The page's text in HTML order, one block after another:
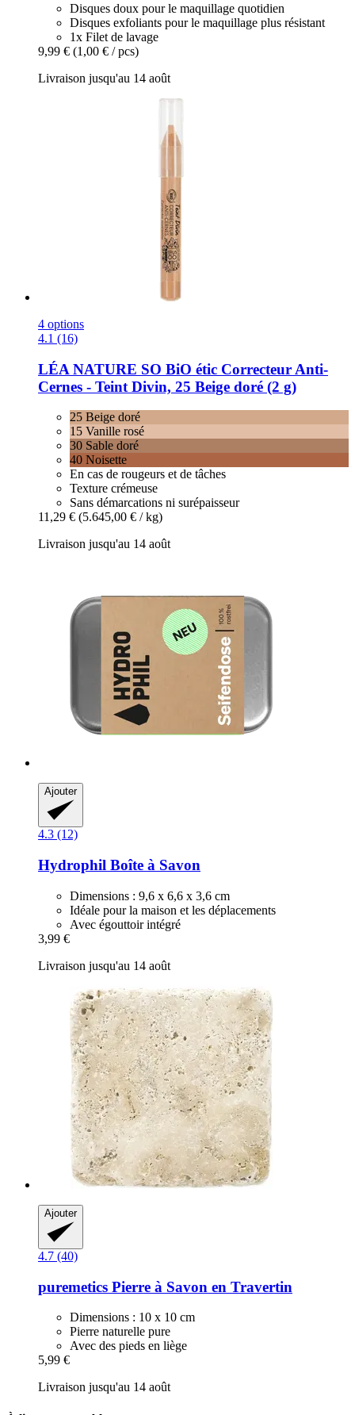
Disques doux pour le maquillage quotidien
Disques exfoliants pour le maquillage plus résistant
1x Filet de lavage
9,99 € (1,00 € / pcs)
Livraison jusqu'au 14 août
4 options
4.1 (16)
LÉA NATURE SO BiO étic Correcteur Anti-​
Cernes -​ Teint Divin, 25 Beige doré (2 g)
25 Beige doré
15 Vanille rosé
30 Sable doré
40 Noisette
En cas de rougeurs et de tâches
Texture crémeuse
Sans démarcations ni surépaisseur
11,29 € (5.645,00 € / kg)
Livraison jusqu'au 14 août
Ajouter
4.3 (12)
Hydrophil Boîte à Savon
Dimensions : 9,6 x 6,6 x 3,6 cm
Idéale pour la maison et les déplacements
Avec égouttoir intégré
3,99 €
Livraison jusqu'au 14 août
Ajouter
4.7 (40)
puremetics Pierre à Savon en Travertin
Dimensions : 10 x 10 cm
Pierre naturelle pure
Avec des pieds en liège
5,99 €
Livraison jusqu'au 14 août